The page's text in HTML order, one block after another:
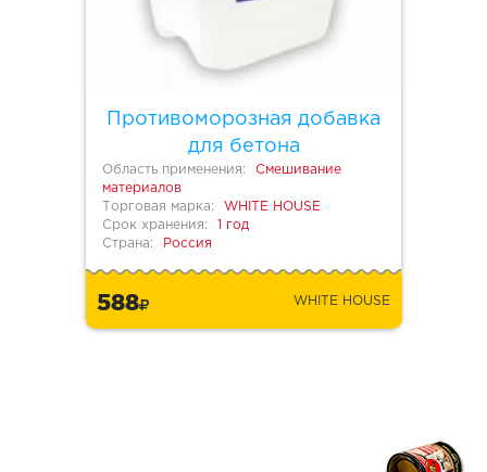
Противоморозная добавка
для бетона
Область применения:
Смешивание
материалов
Торговая марка:
WHITE HOUSE
Срок хранения:
1 год
Страна:
Россия
588 WHITE HOUSE